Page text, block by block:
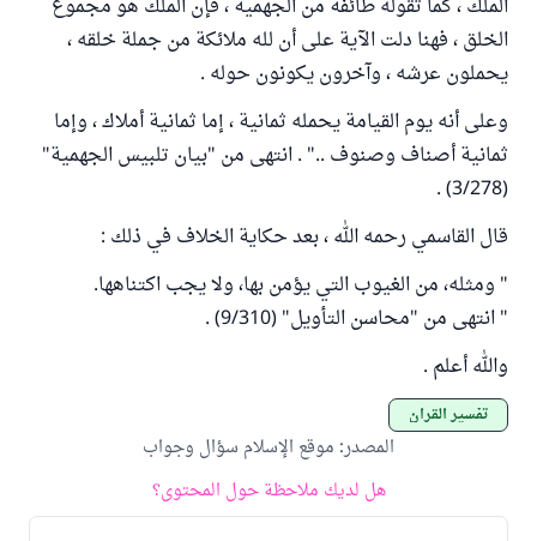
الملك ، كما تقوله طائفة من الجهمية ، فإن الملك هو مجموع
الخلق ، فهنا دلت الآية على أن لله ملائكة من جملة خلقه ،
يحملون عرشه ، وآخرون يكونون حوله .
وعلى أنه يوم القيامة يحمله ثمانية ، إما ثمانية أملاك ، وإما
ثمانية أصناف وصنوف .." . انتهى من "بيان تلبيس الجهمية"
(3/278) .
قال القاسمي رحمه الله ، بعد حكاية الخلاف في ذلك :
" ومثله، من الغيوب التي يؤمن بها، ولا يجب اكتناهها.
" انتهى من "محاسن التأويل" (9/310) .
والله أعلم .
تفسير القرآن
المصدر: موقع الإسلام سؤال وجواب
هل لديك ملاحظة حول المحتوى؟